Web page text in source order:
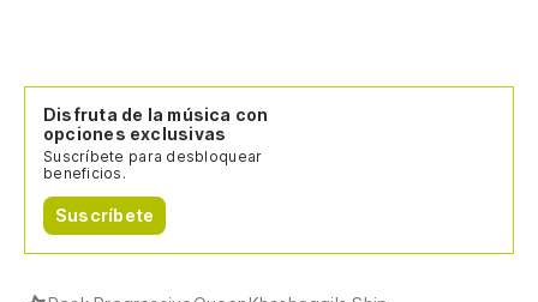
Disfruta de la música con
opciones exclusivas
Suscríbete para desbloquear
beneficios.
Suscríbete